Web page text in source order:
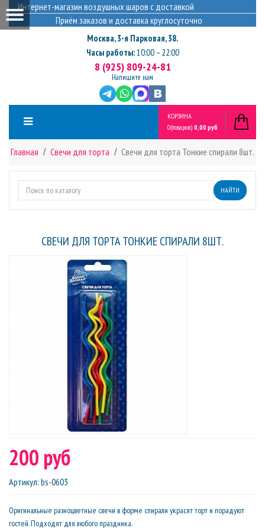
Интернет-магазин воздушных шаров с доставкой
Приём заказов и доставка круглосуточно
Москва,3-я Парковая, 38.
Часы работы:10:00 – 22:00
8 (925) 809-24-81
Напишите нам
КОРЗИНА
0(товаров) 0,00 руб
Главная Свечи для торта Свечи для торта Тонкие спирали 8шт.
НАЙТИ
СВЕЧИ ДЛЯ ТОРТА ТОНКИЕ СПИРАЛИ 8ШТ.
200 руб
Артикул: bs-0603
Оригинальные разноцветные свечи в форме спирали украсят торт и порадуют
гостей. Подходят для любого праздника.